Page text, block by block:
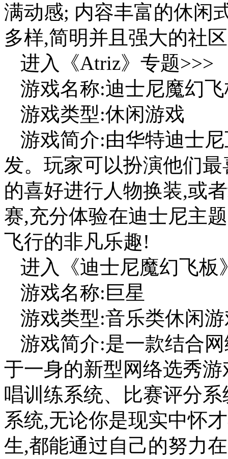
满动感; 内容丰富的休闲
多样,简明并且强大的社
进入《Atriz》专题>>>
游戏名称:迪士尼魔幻
游戏类型:休闲游戏
游戏简介:由华特迪士
发。玩家可以扮演他们
的喜好进行人物换装,或
赛,充分体验在迪士尼主
飞行的非凡乐趣!
进入《迪士尼魔幻飞板
游戏名称:巨星
游戏类型:音乐类休闲
游戏简介:是一款结合
于一身的新型网络选秀
唱训练系统、比赛评分
系统,无论你是现实中怀
生,都能通过自己的努力